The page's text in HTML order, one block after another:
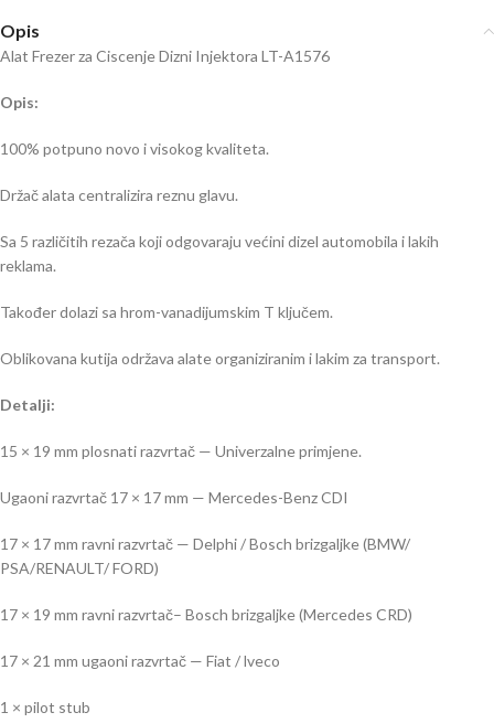
Opis
Alat Frezer za Ciscenje Dizni Injektora LT-A1576
Opis:
100% potpuno novo i visokog kvaliteta.
Držač alata centralizira reznu glavu.
Sa 5 različitih rezača koji odgovaraju većini dizel automobila i lakih
reklama.
Također dolazi sa hrom-vanadijumskim T ključem.
Oblikovana kutija održava alate organiziranim i lakim za transport.
Detalji:
15 × 19 mm plosnati razvrtač — Univerzalne primjene.
Ugaoni razvrtač 17 × 17 mm — Mercedes-Benz CDI
17 × 17 mm ravni razvrtač — Delphi / Bosch brizgaljke (BMW/
PSA/RENAULT/ FORD)
17 × 19 mm ravni razvrtač– Bosch brizgaljke (Mercedes CRD)
17 × 21 mm ugaoni razvrtač — Fiat / lveco
1 × pilot stub